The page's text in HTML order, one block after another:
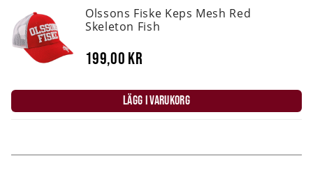
Olssons Fiske Keps Mesh Red
Skeleton Fish
199,00 kr
LÄGG I VARUKORG